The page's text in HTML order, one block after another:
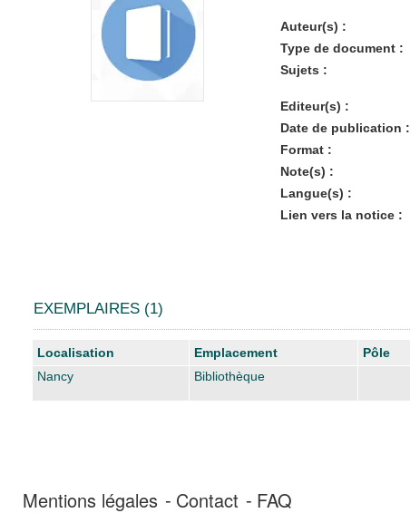
Auteur(s) :
Type de document :
Sujets :
Editeur(s) :
Date de publication :
Format :
Note(s) :
Langue(s) :
Lien vers la notice :
EXEMPLAIRES (1)
Liste des exemplaires
Localisation Emplacement Pôle
Nancy
Bibliothèque
Mentions légales Contact FAQ